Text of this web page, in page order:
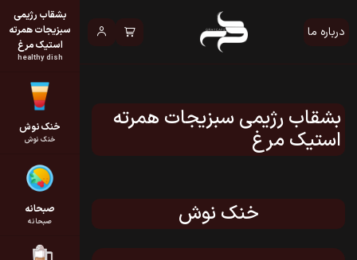
بشقاب رژیمی
سبزیجات همرته
استیک مرغ
healthy dish
خنک نوش
خنک نوش
صبحانه
صبحانه
درباره ما
بشقاب رژیمی سبزیجات همرته
استیک مرغ
خنک نوش